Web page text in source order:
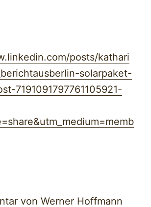
posts/kathari
solarpaket-
7191091797761105921-
von Werner Hoffmann